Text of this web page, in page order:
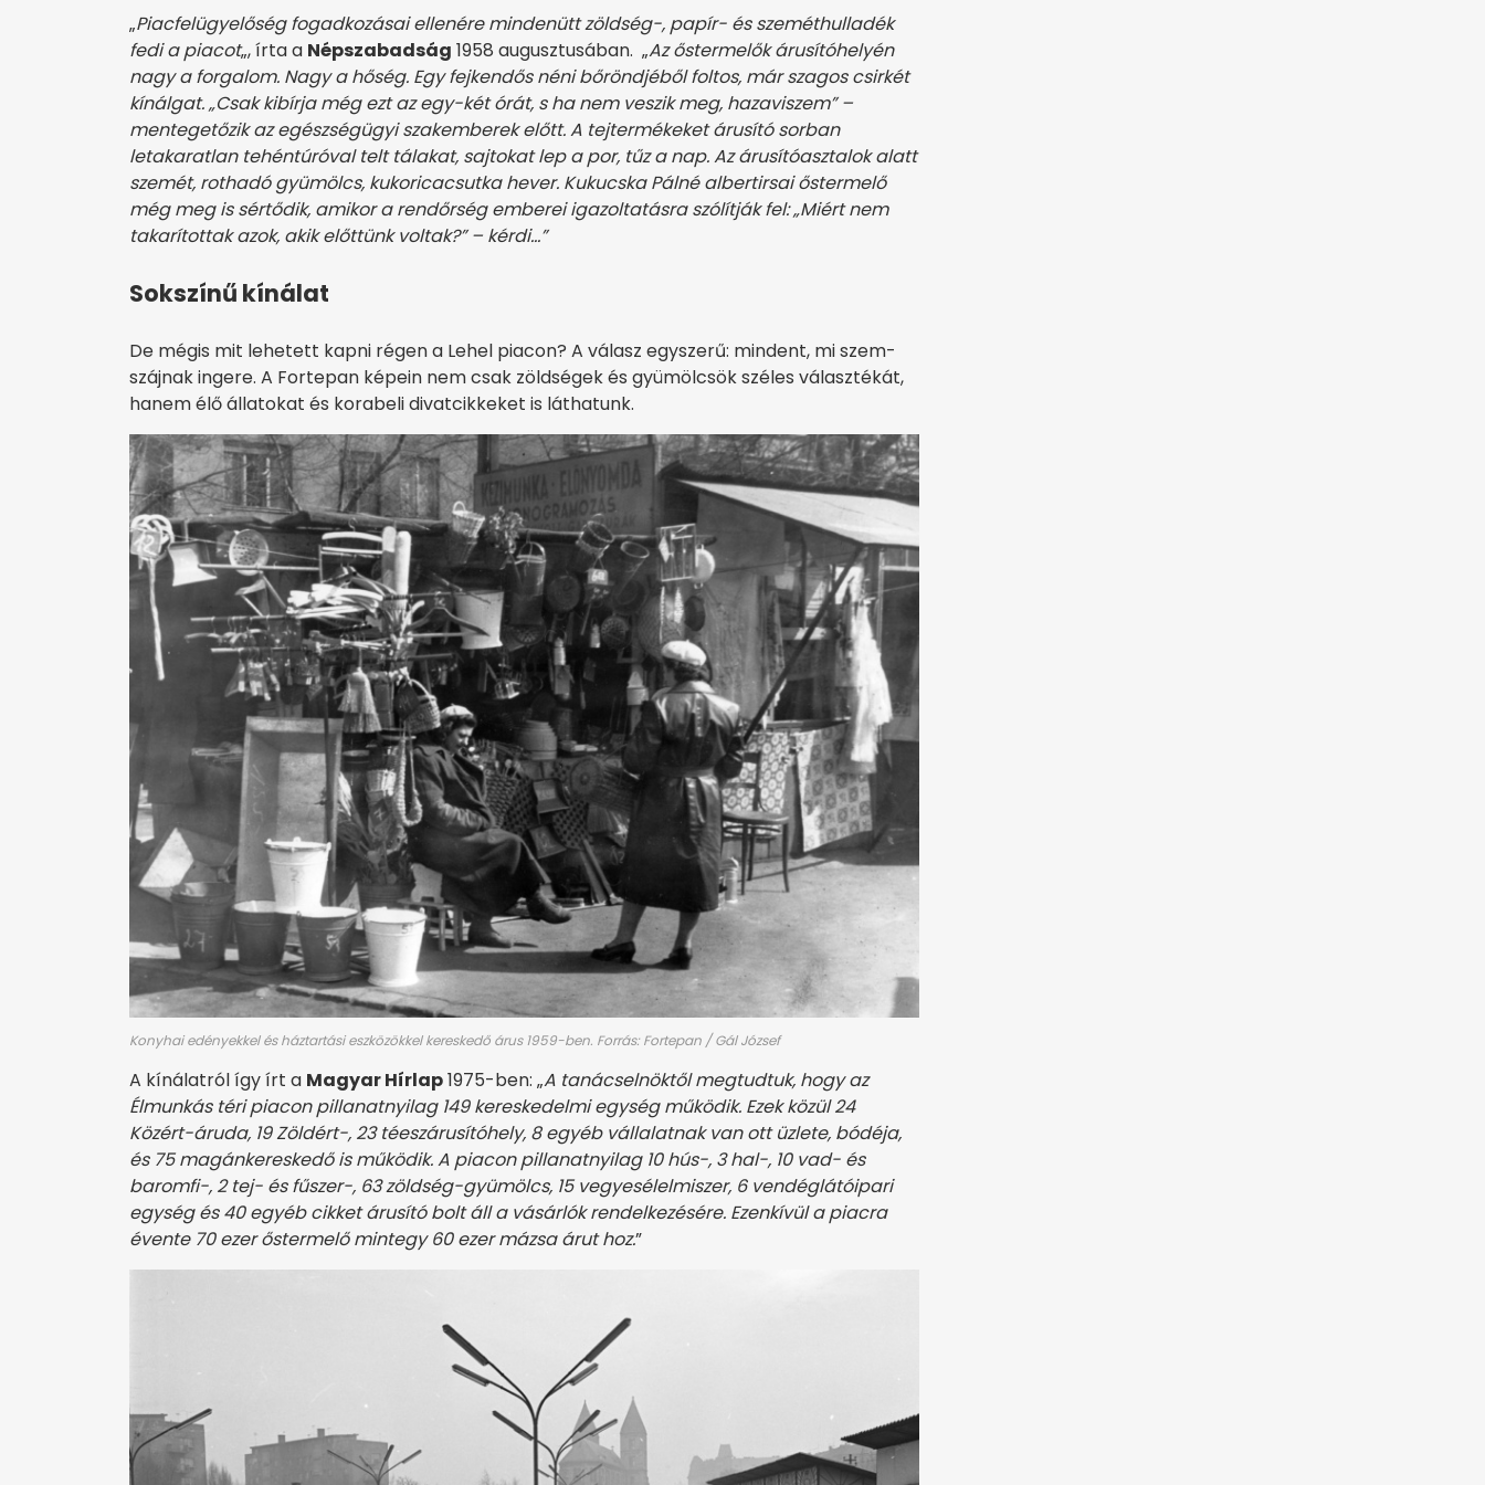
„Piacfelügyelőség fogadkozásai ellenére mindenütt zöldség-, papír- és szeméthulladék
fedi a piacot„, írta a Népszabadság 1958 augusztusában. „Az őstermelők árusítóhelyén
nagy a forgalom. Nagy a hőség. Egy fejkendős néni bőröndjéből foltos, már szagos csirkét
kínálgat. „Csak kibírja még ezt az egy-két órát, s ha nem veszik meg, hazaviszem” –
mentegetőzik az egészségügyi szakemberek előtt. A tejtermékeket árusító sorban
letakaratlan tehéntúróval telt tálakat, sajtokat lep a por, tűz a nap. Az árusítóasztalok alatt
szemét, rothadó gyümölcs, kukoricacsutka hever. Kukucska Pálné albertirsai őstermelő
még meg is sértődik, amikor a rendőrség emberei igazoltatásra szólítják fel: „Miért nem
takarítottak azok, akik előttünk voltak?” – kérdi…”
Sokszínű kínálat
De mégis mit lehetett kapni régen a Lehel piacon? A válasz egyszerű: mindent, mi szem-
szájnak ingere. A Fortepan képein nem csak zöldségek és gyümölcsök széles választékát,
hanem élő állatokat és korabeli divatcikkeket is láthatunk.
Konyhai edényekkel és háztartási eszközökkel kereskedő árus 1959-ben. Forrás: Fortepan / Gál József
A kínálatról így írt a Magyar Hírlap1975-ben: „A tanácselnöktől megtudtuk, hogy az
Élmunkás téri piacon pillanatnyilag 149 kereskedelmi egység működik. Ezek közül 24
Közért-áruda, 19 Zöldért-, 23 téeszárusítóhely, 8 egyéb vállalatnak van ott üzlete, bódéja,
és 75 magánkereskedő is működik. A piacon pillanatnyilag 10 hús-, 3 hal-, 10 vad- és
baromfi-, 2 tej- és fűszer-, 63 zöldség-gyümölcs, 15 vegyesélelmiszer, 6 vendéglátóipari
egység és 40 egyéb cikket árusító bolt áll a vásárlók rendelkezésére. Ezenkívül a piacra
évente 70 ezer őstermelő mintegy 60 ezer mázsa árut hoz.”